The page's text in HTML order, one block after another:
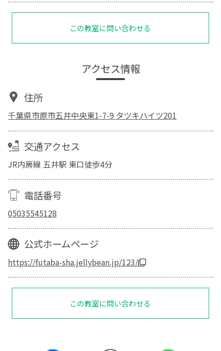
この教室に問い合わせる
アクセス情報
住所
千葉県市原市五井中央東1-7-9 タツキハイツ201
交通アクセス
JR内房線 五井駅 東口徒歩4分
電話番号
05035545128
公式ホームページ
https://futaba-sha.jellybean.jp/123/
この教室に問い合わせる